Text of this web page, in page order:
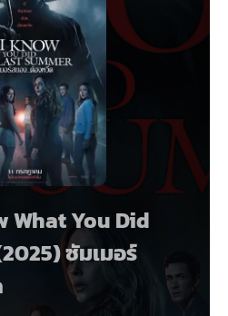
What You Did
ซัมเมอร์